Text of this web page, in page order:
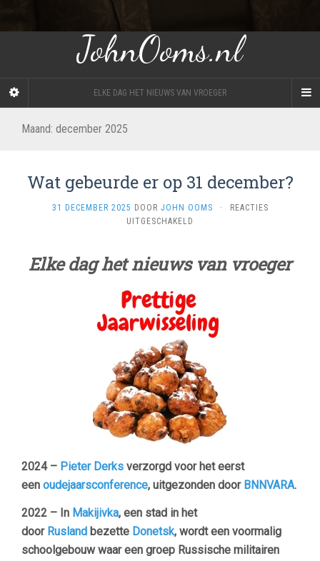
JohnOoms.nl
ELKE DAG HET NIEUWS VAN VROEGER
Maand: december 2025
Wat gebeurde er op 31 december?
31 DECEMBER 2025 DOOR JOHN OOMS ·
REACTIES
UITGESCHAKELD
ER
DECEMBER?
Elke dag het nieuws van vroeger
2024 – Pieter Derks verzorgd voor het eerst
een oudejaarsconference, uitgezonden door BNNVARA.
2022 – In Makijivka, een stad in het
door Rusland bezette Donetsk, wordt een voormalig
schoolgebouw waar een groep Russische militairen